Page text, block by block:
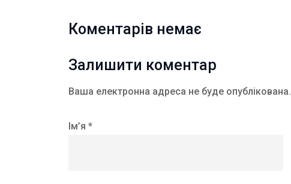
Коментарів немає
Залишити коментар
Ваша електронна адреса не буде опублікована.
Ім’я *